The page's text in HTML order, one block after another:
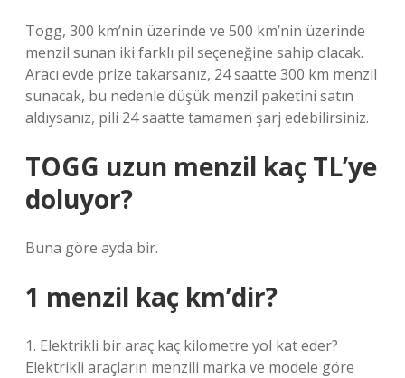
Togg, 300 km’nin üzerinde ve 500 km’nin üzerinde
menzil sunan iki farklı pil seçeneğine sahip olacak.
Aracı evde prize takarsanız, 24 saatte 300 km menzil
sunacak, bu nedenle düşük menzil paketini satın
aldıysanız, pili 24 saatte tamamen şarj edebilirsiniz.
TOGG uzun menzil kaç TL’ye
doluyor?
Buna göre ayda bir.
1 menzil kaç km’dir?
1. Elektrikli bir araç kaç kilometre yol kat eder?
Elektrikli araçların menzili marka ve modele göre